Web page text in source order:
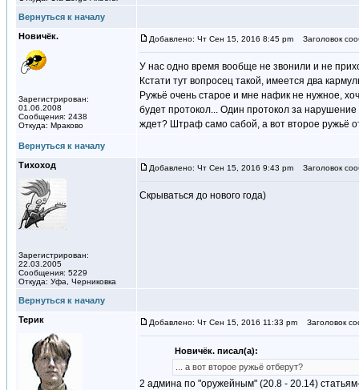
Вернуться к началу
Новичёк.
Зарегистрирован:
01.06.2008
Сообщения: 2438
Откуда: Мраково
Добавлено: Чт Сен 15, 2016 8:45 pm Заголовок
У нас одно время вообще не звонили и не
Кстати тут вопросец такой, имеется два
Ружьё очень старое и мне нафик не нужное,
будет протокол... Один протокол за
ждет? Штраф само сабой, а вот второе ружьё
Вернуться к началу
Тихоход
Зарегистрирован:
22.03.2005
Сообщения: 5229
Откуда: Уфа, Черниковка
Добавлено: Чт Сен 15, 2016 9:43 pm Заголовок
Скрываться до нового года)
Вернуться к началу
Терик
Добавлено: Чт Сен 15, 2016 11:33 pm Заголовок
Новичёк. писал(а):
... а вот второе ружьё отберут?
2 админа по "оружейным" (20.8 - 20.14)